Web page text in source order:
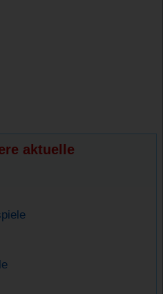
aktuelle